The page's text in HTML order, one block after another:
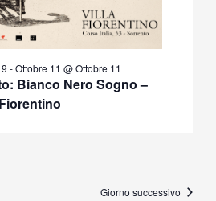
Bianco Nero Sogno –
-Ottobre 11 @ Ottobre 11
Giorno successivo